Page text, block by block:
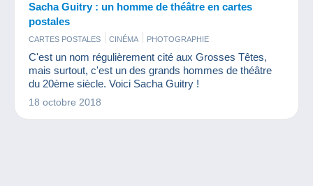
Sacha Guitry : un homme de théâtre en cartes
postales
CARTES POSTALES CINÉMA PHOTOGRAPHIE
C'est un nom régulièrement cité aux Grosses Têtes,
mais surtout, c'est un des grands hommes de théâtre
du 20ème siècle. Voici Sacha Guitry !
18 octobre 2018